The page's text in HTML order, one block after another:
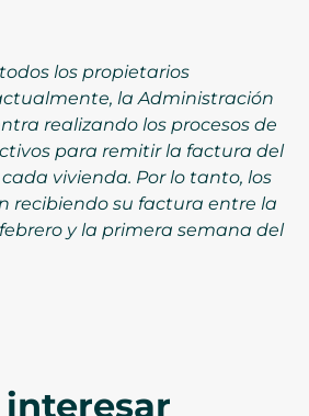
los propietarios
la Administración
realizando los procesos de
para remitir la factura del
vivienda. Por lo tanto, los
recibiendo su factura entre la
y la primera semana del
interesar